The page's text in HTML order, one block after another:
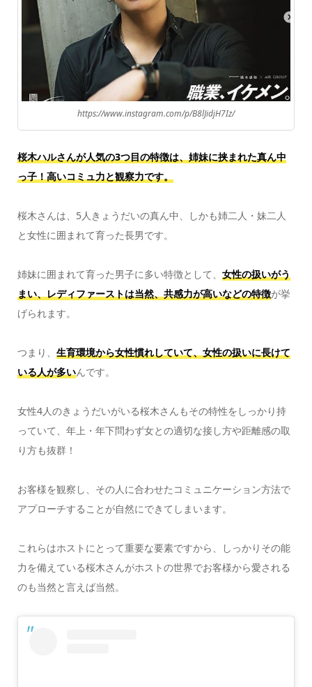
https://www.instagram.com/p/B8lJidjH7Iz/
桜木ハルさんが人気の3つ目の特徴は、姉妹に挟まれた真ん中
っ子！高いコミュ力と観察力です。
桜木さんは、5人きょうだいの真ん中、しかも姉二人・妹二人
と女性に囲まれて育った長男です。
姉妹に囲まれて育った男子に多い特徴として、 女性の扱いがう
まい、レディファーストは当然、共感力が高いなどの特徴が挙
げられます。
つまり、 生育環境から女性慣れしていて、女性の扱いに長けて
いる人が多いんです。
女性4人のきょうだいがいる桜木さんもその特性をしっかり持
っていて、年上・年下問わず女との適切な接し方や距離感の取
り方も抜群！
お客様を観察し、その人に合わせたコミュニケーション方法で
アプローチすることが自然にできてしまいます。
これらはホストにとって重要な要素ですから、しっかりその能
力を備えている桜木さんがホストの世界でお客様から愛される
のも当然と言えば当然。